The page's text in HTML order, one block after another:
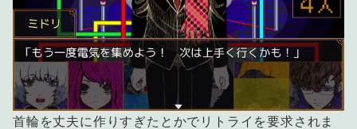
首輪を丈夫に作りすぎたとかでリトライを要求されま